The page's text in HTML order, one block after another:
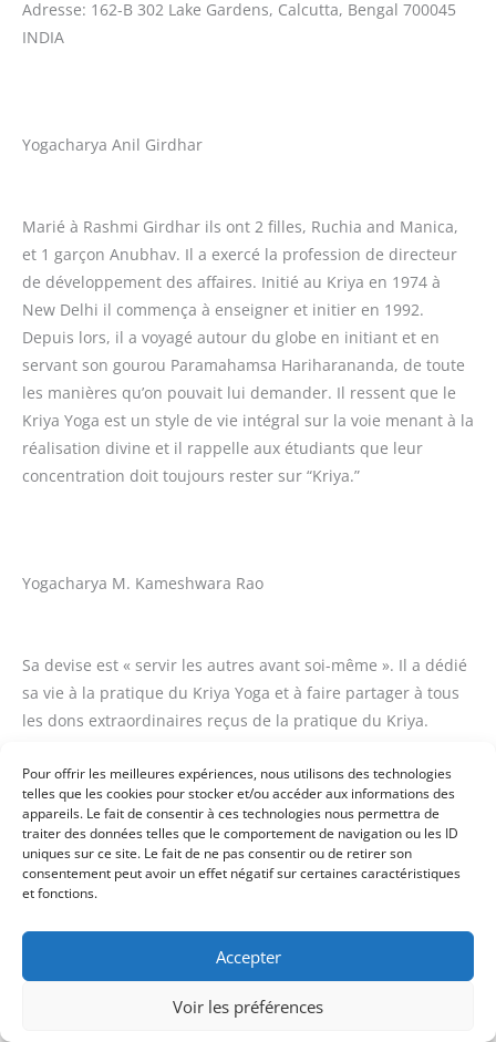
Pour offrir les meilleures expériences, nous utilisons des technologies
telles que les cookies pour stocker et/ou accéder aux informations des
appareils. Le fait de consentir à ces technologies nous permettra de
traiter des données telles que le comportement de navigation ou les ID
uniques sur ce site. Le fait de ne pas consentir ou de retirer son
consentement peut avoir un effet négatif sur certaines caractéristiques
et fonctions.
Accepter
Voir les préférences
Adresse: 162-B 302 Lake Gardens, Calcutta, Bengal 700045
INDIA
Yogacharya Anil Girdhar
Marié à Rashmi Girdhar ils ont 2 filles, Ruchia and Manica,
et 1 garçon Anubhav. Il a exercé la profession de directeur
de développement des affaires. Initié au Kriya en 1974 à
New Delhi il commença à enseigner et initier en 1992.
Depuis lors, il a voyagé autour du globe en initiant et en
servant son gourou Paramahamsa Hariharananda, de toute
les manières qu’on pouvait lui demander. Il ressent que le
Kriya Yoga est un style de vie intégral sur la voie menant à la
réalisation divine et il rappelle aux étudiants que leur
concentration doit toujours rester sur “Kriya.”
Yogacharya M. Kameshwara Rao
Sa devise est « servir les autres avant soi-même ». Il a dédié
sa vie à la pratique du Kriya Yoga et à faire partager à tous
les dons extraordinaires reçus de la pratique du Kriya.
Inde, avec son épouse et sa famille. Il était président du
Lions Club de sa communauté et s’est montré actif dans la
construction du Maruthi Hariharaskletram (temple). En
l’honneur du Centenaire de la naissance de son Gourou, il a
recentré son service sur la construction du Kriya Yoga
Paramahamsa Hariharananda. Kameswara Rao rencontra
son Gourou en 1971 à la All India Divine Life Conference au
Bharabati Stadium de Cuttack et il fut initié au Kriya Yoga la